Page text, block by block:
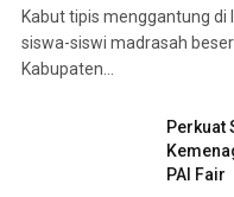
Kabut tipis menggantung
siswa-siswi madrasah
Kabupaten…
Perkuat
PAI Fair